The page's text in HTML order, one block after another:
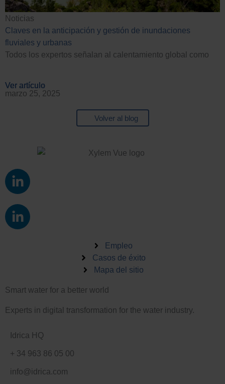
Ver artículo
Ver artículo
Ver artículo
Noticias
Claves en la anticipación y gestión de inundaciones
fluviales y urbanas
Todos los expertos señalan al calentamiento global como
Ver artículo
marzo 25, 2025
Volver al blog
L
i
k
e
i
L
i
i
-
n
Empleo
Casos de éxito
Mapa del sitio
Smart water for a better world
Experts in digital transformation for the water industry.
Idrica HQ
+ 34 963 86 05 00
info@idrica.com